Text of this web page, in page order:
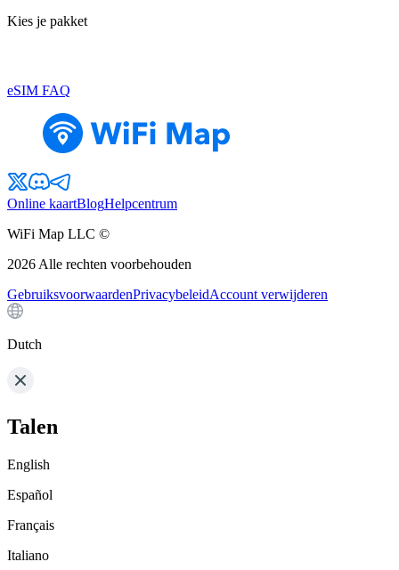
Kies je pakket
eSIM FAQ
Online kaartBlogHelpcentrum
WiFi Map LLC ©
2026 Alle rechten voorbehouden
GebruiksvoorwaardenPrivacybeleidAccount verwijderen
Dutch
Talen
English
Español
Français
Italiano